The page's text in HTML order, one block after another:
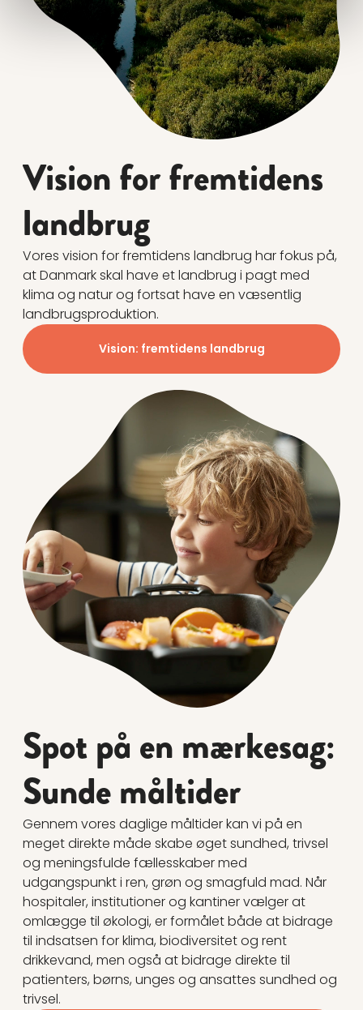
Vision for fremtidens
landbrug
Vores vision for fremtidens landbrug har fokus på,
at Danmark skal have et landbrug i pagt med
klima og natur og fortsat have en væsentlig
landbrugsproduktion.
Vision: fremtidens landbrug
Spot på en mærkesag:
Sunde måltider
Gennem vores daglige måltider kan vi på en
meget direkte måde skabe øget sundhed, trivsel
og meningsfulde fællesskaber med
udgangspunkt i ren, grøn og smagfuld mad. Når
hospitaler, institutioner og kantiner vælger at
omlægge til økologi, er formålet både at bidrage
til indsat­sen for klima, biodiversitet og rent
drikkevand, men også at bidrage direkte til
patienters, børns, unges og ansattes sundhed og
trivsel.